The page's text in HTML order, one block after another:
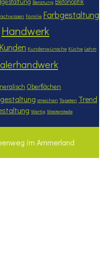
Beratung
Familie Farbgestaltung
Handwerk
Kunden Kundenwünsche Küche Lehm
Oberflächen
streichen Tapeten Trend
Wertig Westerstede
im Ammerland